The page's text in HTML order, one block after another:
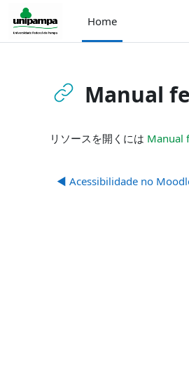
メインコンテンツへスキップする
Home
Manual
リソースを開くには Manual
◀︎ Acessibilidade no